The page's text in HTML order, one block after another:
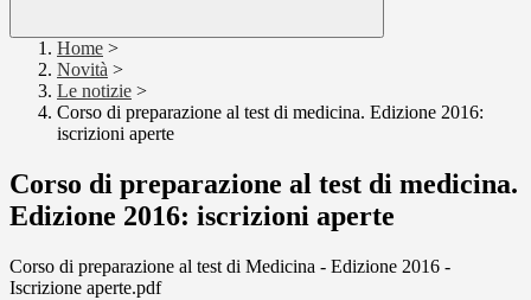
Home >
Novità >
Le notizie >
Corso di preparazione al test di medicina. Edizione 2016:
iscrizioni aperte
Corso di preparazione al test di medicina.
Edizione 2016: iscrizioni aperte
Corso di preparazione al test di Medicina - Edizione 2016 -
Iscrizione aperte.pdf